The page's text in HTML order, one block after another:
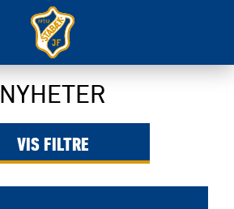
NYHETER
VISFILTRE